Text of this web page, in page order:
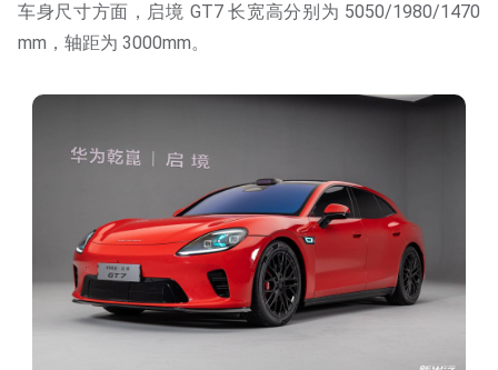
车身尺寸方面，启境 GT7 长宽高分别为 5050/1980/1470
mm，轴距为 3000mm。